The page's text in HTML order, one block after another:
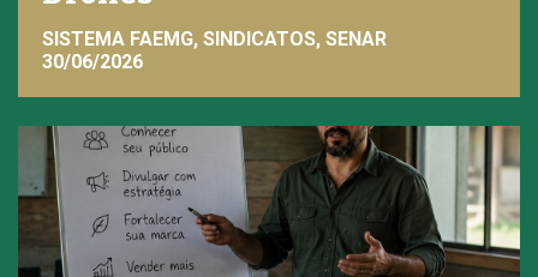
SISTEMA FAEMG, SINDICATOS, SENAR
30/06/2026